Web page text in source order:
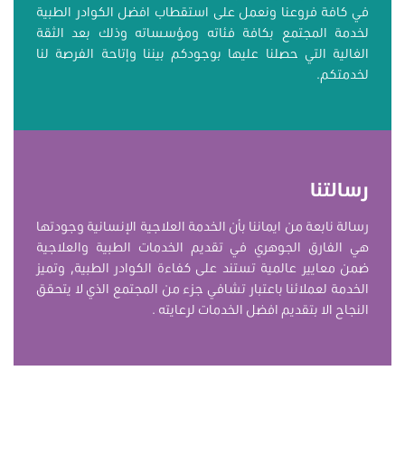
في كافة فروعنا ونعمل على استقطاب افضل الكوادر الطبية
لخدمة المجتمع بكافة فئاته ومؤسساته وذلك بعد الثقة
الغالية التي حصلنا عليها بوجودكم بيننا وإتاحة الفرصة لنا
لخدمتكم.
رسالتنا
رسالة نابعة من ايماننا بأن الخدمة العلاجية الإنسانية وجودتها
هي الفارق الجوهري في تقديم الخدمات الطبية والعلاجية
ضمن معايير عالمية تستند على كفاءة الكوادر الطبية, وتميز
الخدمة لعملائنا باعتبار تشافي جزء من المجتمع الذي لا يتحقق
النجاح الا بتقديم افضل الخدمات لرعايته .